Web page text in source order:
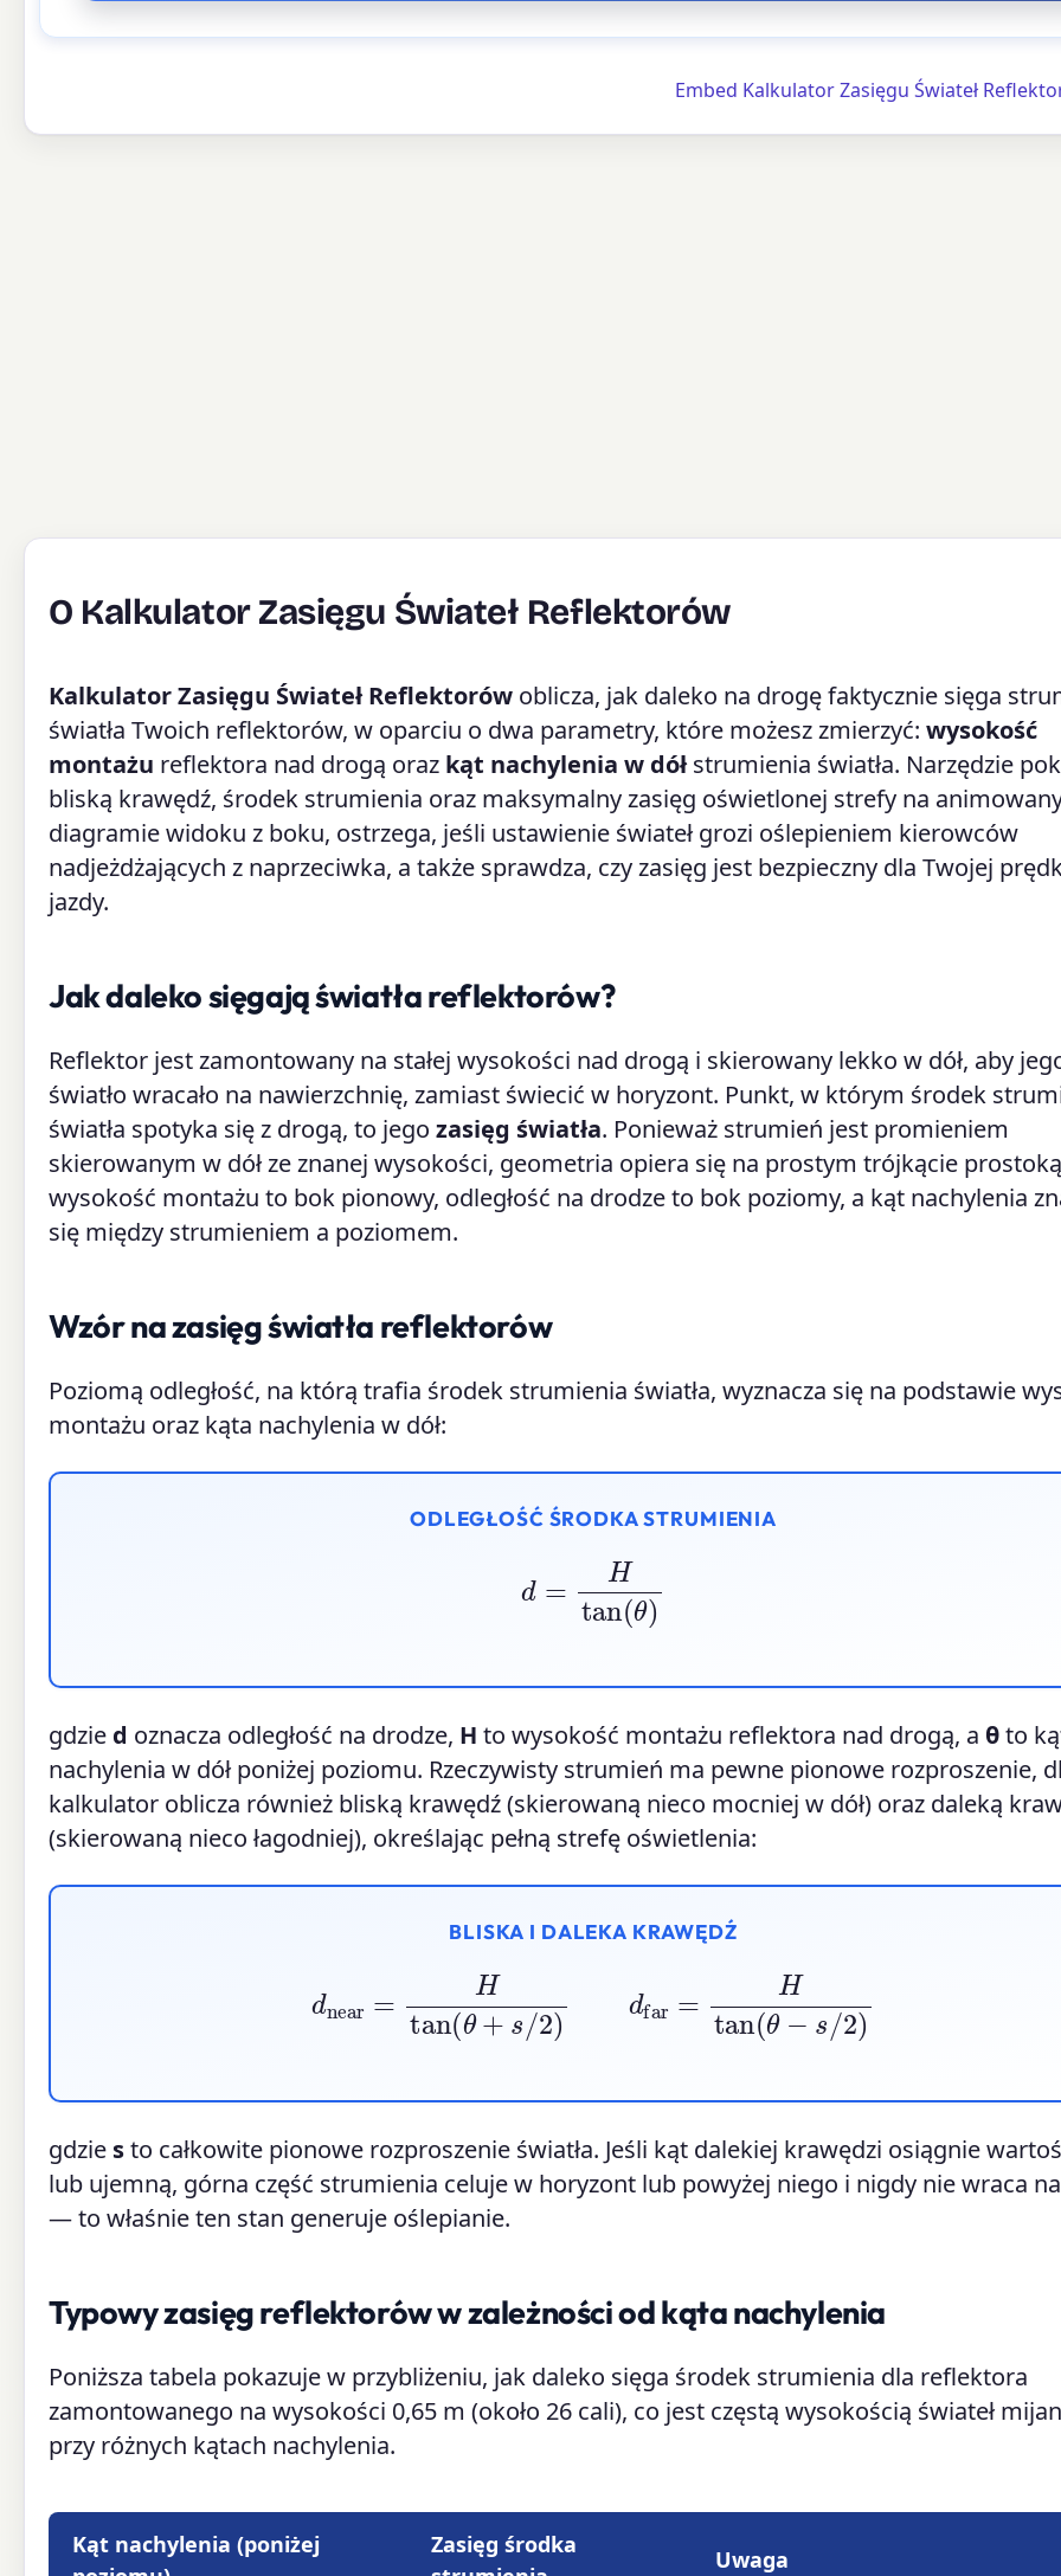
Embed Kalkulator Zasięgu Świateł
O Kalkulator Zasięgu Świateł Reflektorów
Kalkulator Zasięgu Świateł Reflektorów oblicza, jak daleko na drogę faktycznie sięga
światła Twoich reflektorów, w oparciu o dwa parametry, które możesz zmierzyć: wysokość
montażu reflektora nad drogą oraz kąt nachylenia w dółstrumienia światła. Narzędzie
bliską krawędź, środek strumienia oraz maksymalny zasięg oświetlonej strefy na
diagramie widoku z boku, ostrzega, jeśli ustawienie świateł grozi oślepieniem kierowców
nadjeżdżających z naprzeciwka, a także sprawdza, czy zasięg jest bezpieczny dla Twojej
jazdy.
Jak daleko sięgają światła reflektorów?
Reflektor jest zamontowany na stałej wysokości nad drogą i skierowany lekko w dół, aby
światło wracało na nawierzchnię, zamiast świecić w horyzont. Punkt, w którym środek
światła spotyka się z drogą, to jego zasięg światła. Ponieważ strumień jest promieniem
skierowanym w dół ze znanej wysokości, geometria opiera się na prostym trójkącie
wysokość montażu to bok pionowy, odległość na drodze to bok poziomy, a kąt nachylenia
się między strumieniem a poziomem.
Wzór na zasięg światła reflektorów
Poziomą odległość, na którą trafia środek strumienia światła, wyznacza się na podstawie
montażu oraz kąta nachylenia w dół:
ODLEGŁOŚĆ ŚRODKA STRUMIENIA
tan(
gdzie d oznacza odległość na drodze, H to wysokość montażu reflektora nad drogą, a θto
nachylenia w dół poniżej poziomu. Rzeczywisty strumień ma pewne pionowe rozproszenie,
kalkulator oblicza również bliską krawędź (skierowaną nieco mocniej w dół) oraz daleką
(skierowaną nieco łagodniej), określając pełną strefę oświetlenia:
BLISKA I DALEKA KRAWĘDŹ
tan −s/
gdzie sto całkowite pionowe rozproszenie światła. Jeśli kąt dalekiej krawędzi osiągnie
lub ujemną, górna część strumienia celuje w horyzont lub powyżej niego i nigdy nie wraca
— to właśnie ten stan generuje oślepianie.
Typowy zasięg reflektorów w zależności od kąta nachylenia
Poniższa tabela pokazuje w przybliżeniu, jak daleko sięga środek strumienia dla reflektora
zamontowanego na wysokości 0,65 m (około 26 cali), co jest częstą wysokością świateł
przy różnych kątach nachylenia.
Kąt nachylenia (poniżej
Zasięg środka
Uwaga